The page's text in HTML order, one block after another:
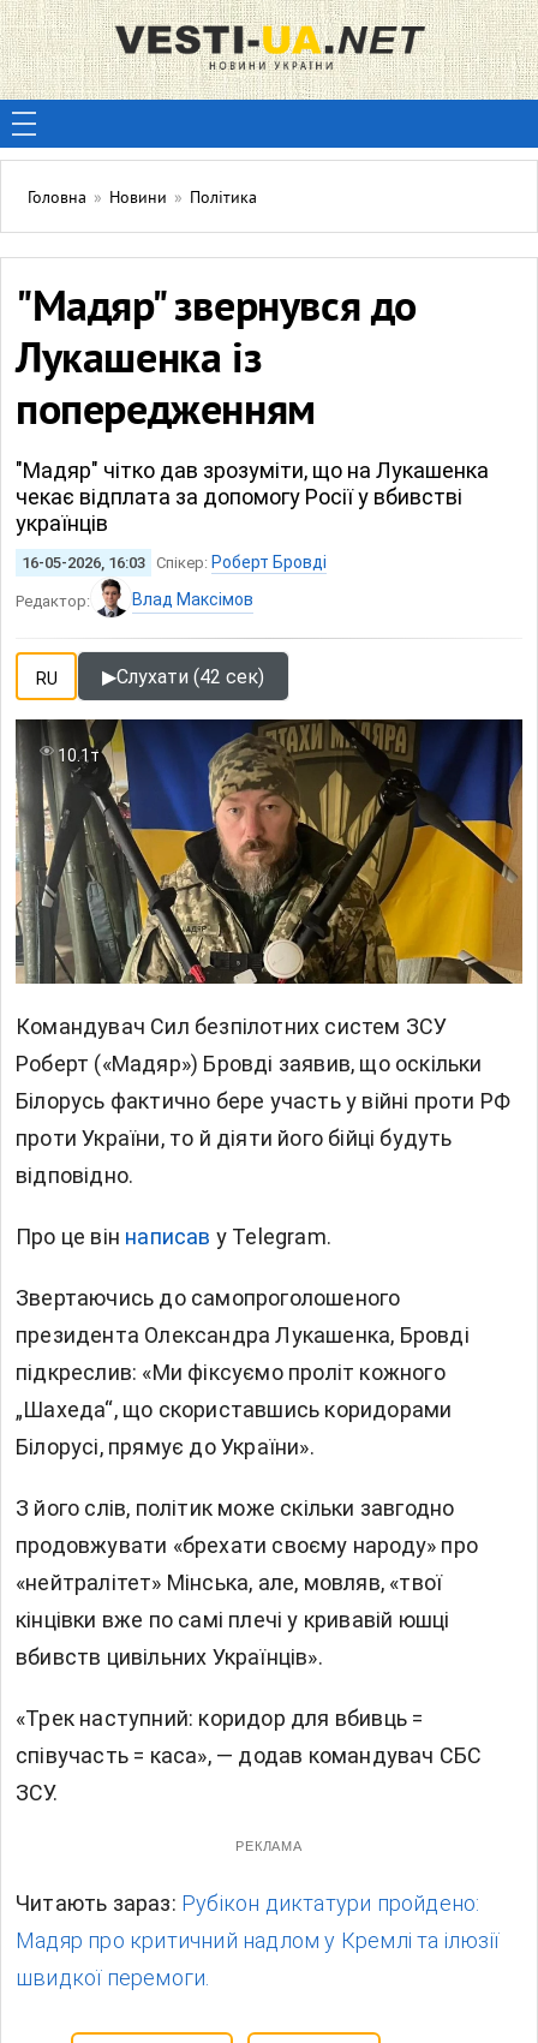
Головна » Новини » Політика
"Мадяр" звернувся до
Лукашенка із
попередженням
"Мадяр" чітко дав зрозуміти, що на Лукашенка
чекає відплата за допомогу Росії у вбивстві
українців
16-05-2026, 16:03 Спікер: Роберт Бровді
Редактор: Влад Максімов
RU ▶Слухати (42 сек)
10.1т
Командувач Сил безпілотних систем ЗСУ
Роберт («Мадяр») Бровді заявив, що оскільки
Білорусь фактично бере участь у війні проти РФ
проти України, то й діяти його бійці будуть
відповідно.
Про це він написав у Telegram.
Звертаючись до самопроголошеного
президента Олександра Лукашенка, Бровді
підкреслив: «Ми фіксуємо проліт кожного
„Шахеда“, що скориставшись коридорами
Білорусі, прямує до України».
З його слів, політик може скільки завгодно
продовжувати «брехати своєму народу» про
«нейтралітет» Мінська, але, мовляв, «твої
кінцівки вже по самі плечі у кривавій юшці
вбивств цивільних Українців».
«Трек наступний: коридор для вбивць =
співучасть = каса», — додав командувач СБС
ЗСУ.
РЕКЛАМА
Читають зараз: Рубікон диктатури пройдено:
Мадяр про критичний надлом у Кремлі та ілюзії
швидкої перемоги.